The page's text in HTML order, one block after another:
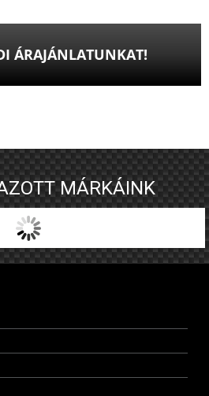
ÁRAJÁNLATUNKAT!
MÁRKÁINK